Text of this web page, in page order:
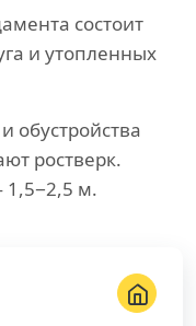
состоит
и утопленных
обустройства
ростверк.
1,5−2,5 м.